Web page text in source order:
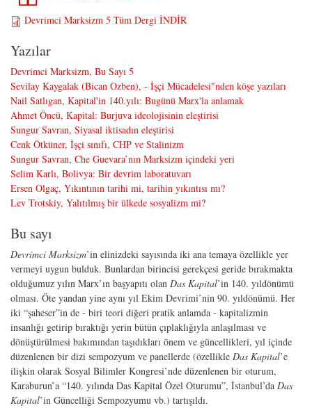
Devrimci Marksizm 5 Tüm Dergi İNDİR
Yazılar
Devrimci Marksizm, Bu Sayı 5
Sevilay Kaygalak (Bican Ozben), - İşçi Mücadelesi"nden köşe yazıları
Nail Satlıgan, Kapital'in 140.yılı: Bugünü Marx'la anlamak
Ahmet Öncü, Kapital: Burjuva ideolojisinin eleştirisi
Sungur Savran, Siyasal iktisadın eleştirisi
Cenk Ötküner, İşçi sınıfı, CHP ve Stalinizm
Sungur Savran, Che Guevara’nın Marksizm içindeki yeri
Selim Karlı, Bolivya: Bir devrim laboratuvarı
Ersen Olgaç, Yıkıntının tarihi mi, tarihin yıkıntısı mı?
Lev Trotskiy, Yalıtılmış bir ülkede sosyalizm mi?
Bu sayı
Devrimci Marksizm’in elinizdeki sayısında iki ana temaya özellikle yer
vermeyi uygun bulduk. Bunlardan birincisi gerekçesi geride bırakmakta
olduğumuz yılın Marx’ın başyapıtı olan Das Kapital’in 140. yıldönümü
olması. Öte yandan yine aynı yıl Ekim Devrimi’nin 90. yıldönümü. Her
iki “şaheser”in de - biri teori diğeri pratik anlamda - kapitalizmin
insanlığı getirip bıraktığı yerin bütün çıplaklığıyla anlaşılması ve
dönüştürülmesi bakımından taşıdıkları önem ve güncellikleri, yıl içinde
düzenlenen bir dizi sempozyum ve panellerde (özellikle Das Kapital’e
ilişkin olarak Sosyal Bilimler Kongresi’nde düzenlenen bir oturum,
Karaburun’a “140. yılında Das Kapital Özel Oturumu”, İstanbul’da Das
Kapital’in Güncelliği Sempozyumu vb.) tartışıldı.